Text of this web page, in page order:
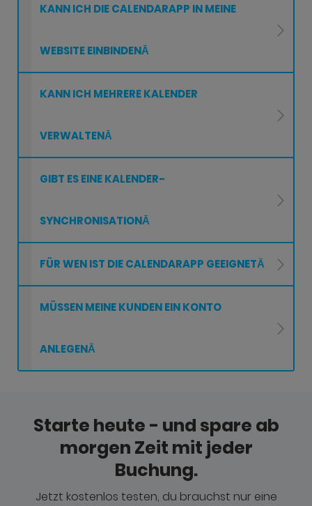
KANN ICH DIE CALENDARAPP IN MEINE
WEBSITE EINBINDENĀ
KANN ICH MEHRERE KALENDER
VERWALTENĀ
GIBT ES EINE KALENDER-
SYNCHRONISATIONĀ
FÜR WEN IST DIE CALENDARAPP GEEIGNETĀ
MÜSSEN MEINE KUNDEN EIN KONTO
ANLEGENĀ
Starte heute - und spare ab
morgen Zeit mit jeder
Buchung.
Jetzt kostenlos testen, du brauchst nur eine